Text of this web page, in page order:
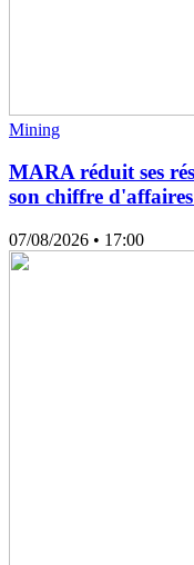
Mining
MARA réduit ses
son chiffre
07/08/2026 • 17:00